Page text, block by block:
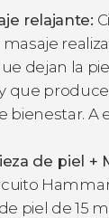
relajante:
dejan la
que
bienestar. A
de piel +
piel de 15